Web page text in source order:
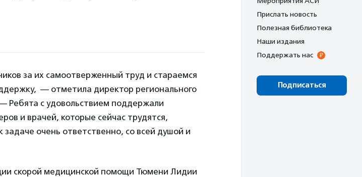
за их самоотверженный труд и стараемся
— отметила директор регионального
Ребята с удовольствием поддержали
и врачей, которые сейчас трудятся,
очень ответственно, со всей душой и
скорой медицинской помощи Тюмени Лидии
Прислать новость
Полезная библиотека
Наши издания
Поддержать нас
Подписаться